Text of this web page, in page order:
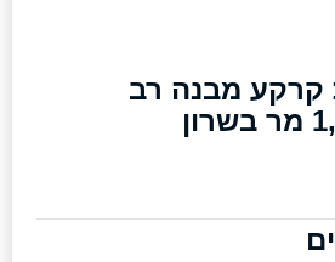
קרקע מבנה רב